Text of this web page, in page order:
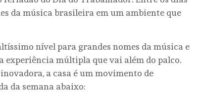
da música brasileira em um ambiente que
nível para grandes nomes da música e
experiência múltipla que vai além do palco.
a casa é um movimento de
da semana abaixo: